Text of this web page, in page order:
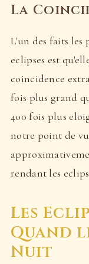
La
L'un des faits les
eclipses est
coincidence
fois plus grand
400 fois plus
notre point de
rendant les
Les
Quand
Nuit